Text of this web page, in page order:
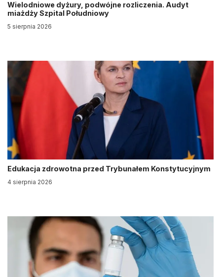
Wielodniowe dyżury, podwójne rozliczenia. Audyt
miażdży Szpital Południowy
5 sierpnia 2026
Edukacja zdrowotna przed Trybunałem Konstytucyjnym
4 sierpnia 2026